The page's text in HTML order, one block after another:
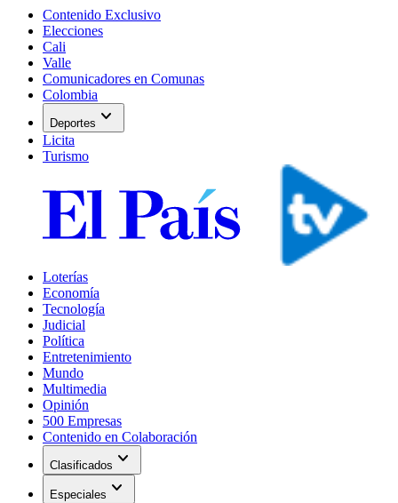
Contenido Exclusivo
Elecciones
Cali
Valle
Comunicadores en Comunas
Colombia
Deportes expand_more
Licita
Turismo
Loterías
Economía
Tecnología
Judicial
Política
Entretenimiento
Mundo
Multimedia
Opinión
500 Empresas
Contenido en Colaboración
Clasificados expand_more
Especiales expand_more